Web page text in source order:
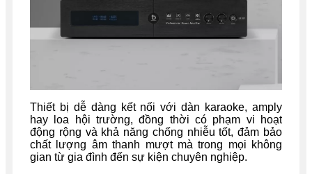
Thiết bị dễ dàng kết nối với dàn karaoke, amply
hay loa hội trường, đồng thời có phạm vi hoạt
động rộng và khả năng chống nhiễu tốt, đảm bảo
chất lượng âm thanh mượt mà trong mọi không
gian từ gia đình đến sự kiện chuyên nghiệp.